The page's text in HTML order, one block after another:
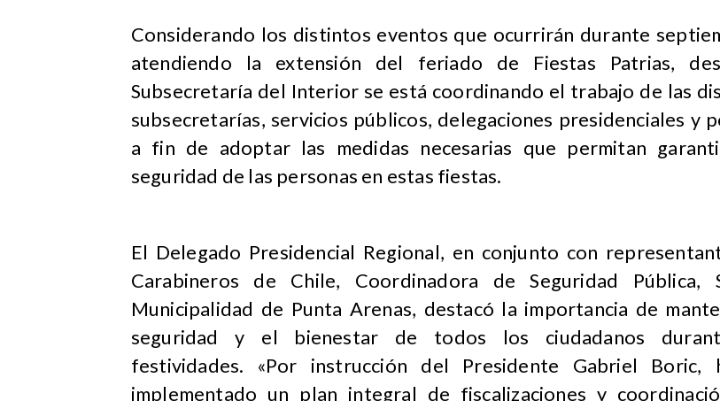
Considerando los distintos eventos que ocurrirán durante
atendiendo la extensión del feriado de Fiestas Patrias,
Subsecretaría del Interior se está coordinando el trabajo de las
subsecretarías, servicios públicos, delegaciones presidenciales y
a fin de adoptar las medidas necesarias que permitan
seguridad de las personas en estas fiestas.
El Delegado Presidencial Regional, en conjunto con
Carabineros de Chile, Coordinadora de Seguridad Pública,
Municipalidad de Punta Arenas, destacó la importancia de
seguridad y el bienestar de todos los ciudadanos
festividades. «Por instrucción del Presidente Gabriel Boric,
implementado un plan integral de fiscalizaciones y